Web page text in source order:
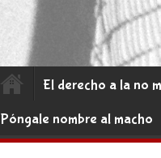
El derecho a la no
Póngale nombre al macho